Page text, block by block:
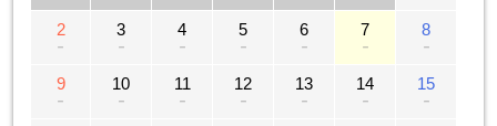
2
－
3
－
4
－
5
－
6
－
7
－
8
－
9
－
10
－
11
－
12
－
13
－
14
－
15
－